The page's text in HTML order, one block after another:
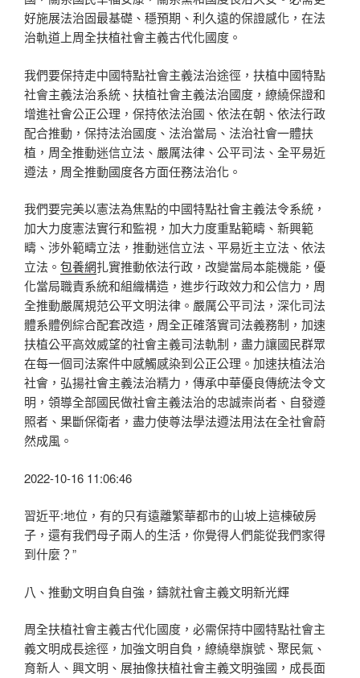
好施展法治固最基礎、穩預期、利久遠的保證感化，在法
治軌道上周全扶植社會主義古代化國度。
我們要保持走中國特點社會主義法治途徑，扶植中國特點
社會主義法治系統、扶植社會主義法治國度，繚繞保證和
增進社會公正公理，保持依法治國、依法在朝、依法行政
配合推動，保持法治國度、法治當局、法治社會一體扶
植，周全推動迷信立法、嚴厲法律、公平司法、全平易近
遵法，周全推動國度各方面任務法治化。
我們要完美以憲法為焦點的中國特點社會主義法令系統，
加大力度憲法實行和監視，加大力度重點範疇、新興範
疇、涉外範疇立法，推動迷信立法、平易近主立法、依法
立法。 包養網扎實推動依法行政，改變當局本能機能，優
化當局職責系統和組織構造，進步行政效力和公信力，周
全推動嚴厲規范公平文明法律。嚴厲公平司法，深化司法
體系體例綜合配套改造，周全正確落實司法義務制，加速
扶植公平高效威望的社會主義司法軌制，盡力讓國民群眾
在每一個司法案件中感觸感染到公正公理。加速扶植法治
社會，弘揚社會主義法治精力，傳承中華優良傳統法令文
明，領導全部國民做社會主義法治的忠誠崇尚者、自發遵
照者、果斷保衛者，盡力使尊法學法遵法用法在全社會蔚
然成風。
2022-10-16 11:06:46
習近平:地位，有的只有遠離繁華都市的山坡上這棟破房
子，還有我們母子兩人的生活，你覺得人們能從我們家得
到什麼？”
八、推動文明自負自強，鑄就社會主義文明新光輝
周全扶植社會主義古代化國度，必需保持中國特點社會主
義文明成長途徑，加強文明自負，繚繞舉旗號、聚民氣、
育新人、興文明、展抽像扶植社會主義文明強國，成長面